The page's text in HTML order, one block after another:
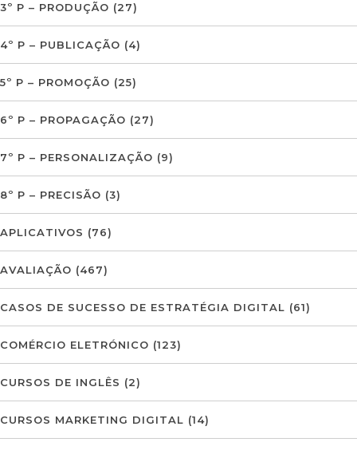
3º P – PRODUÇÃO (27)
4º P – PUBLICAÇÃO (4)
5º P – PROMOÇÃO (25)
6º P – PROPAGAÇÃO (27)
7º P – PERSONALIZAÇÃO (9)
8º P – PRECISÃO (3)
APLICATIVOS (76)
AVALIAÇÃO (467)
CASOS DE SUCESSO DE ESTRATÉGIA DIGITAL (61)
COMÉRCIO ELETRÓNICO (123)
CURSOS DE INGLÊS (2)
CURSOS MARKETING DIGITAL (14)